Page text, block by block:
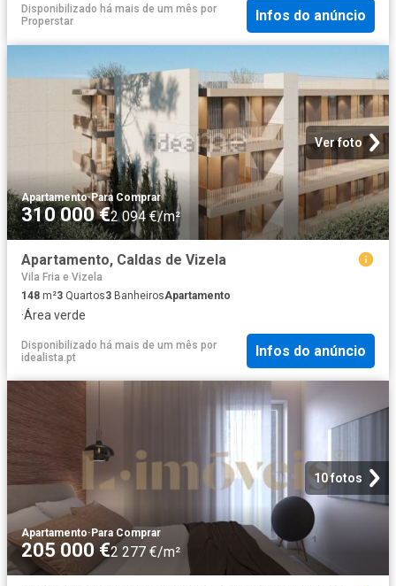
Disponibilizado há mais de um mês por
Properstar
Infos do anúncio
Ver foto
Apartamento·Para Comprar
310 000 €2 094 €/m²
Apartamento, Caldas de Vizela
Vila Fria e Vizela
148 m²3 Quartos3 BanheirosApartamento
·Área verde
Disponibilizado há mais de um mês por
idealista.pt
Infos do anúncio
10 fotos
Apartamento· Para Comprar
205 000 €2 277 €/m²